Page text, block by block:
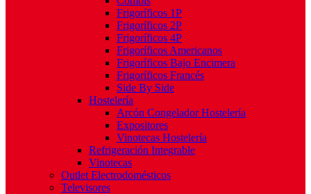
Frigoríficos 1P
Frigoríficos 2P
Frigoríficos 4P
Frigoríficos Americanos
Frigoríficos Bajo Encimera
Frigoríficos Francés
Side By Side
Hostelería
Arcón Congelador Hostelería
Expositores
Vinotecas Hostelería
Refrigeración Integrable
Vinotecas
Outlet Electrodomésticos
Televisores